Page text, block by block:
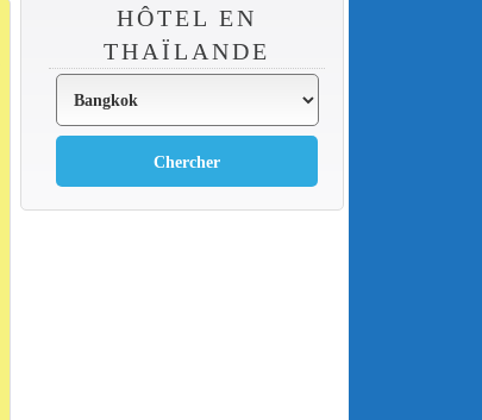
HÔTEL EN
THAÏLANDE